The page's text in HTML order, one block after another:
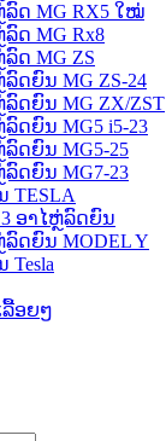
ລົດ MG RX5 ໃໝ່
ດ MG Rx8
ດ MG ZS
ດຍົນ MG ZS-24
ລົດຍົນ MG ZX/ZST
ດຍົນ MG5 i5-23
ລົດຍົນ MG5-25
ລົດຍົນ MG7-23
TESLA
ອາໄຫຼ່ລົດຍົນ
ລົດຍົນ MODEL Y
Tesla
ລື້ອຍໆ